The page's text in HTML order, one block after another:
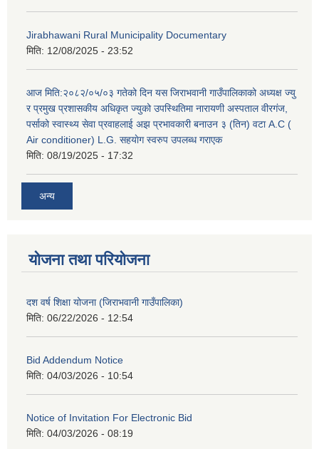
Jirabhawani Rural Municipality Documentary
मिति: 12/08/2025 - 23:52
आज मिति:२०८२/०५/०३ गतेको दिन यस जिराभवानी गाउँपालिकाको अध्यक्ष ज्यु
र प्रमुख प्रशासकीय अधिकृत ज्युको उपस्थितिमा नारायणी अस्पताल वीरगंज,
पर्साको स्वास्थ्य सेवा प्रवाहलाई अझ प्रभावकारी बनाउन ३ (तिन) वटा A.C (
Air conditioner) L.G. सहयाेग स्वरुप उपलब्ध गराएक
मिति: 08/19/2025 - 17:32
अन्य
योजना तथा परियोजना
दश वर्ष शिक्षा योजना (जिराभवानी गाउँपालिका)
मिति: 06/22/2026 - 12:54
Bid Addendum Notice
मिति: 04/03/2026 - 10:54
Notice of Invitation For Electronic Bid
मिति: 04/03/2026 - 08:19